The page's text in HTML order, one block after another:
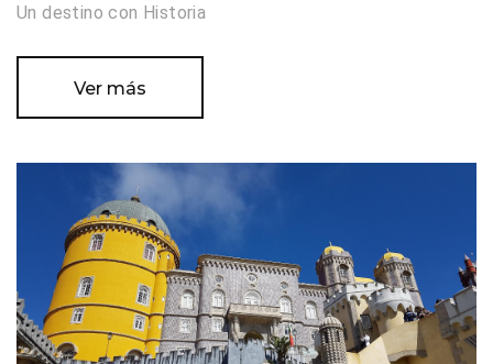
Un destino con Historia
Ver más